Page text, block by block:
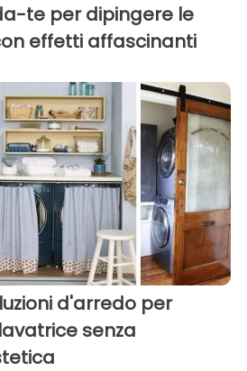
te per dipingere le
effetti affascinanti
d'arredo per
senza